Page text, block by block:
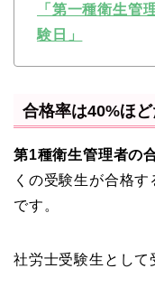
「第一種衛生管
験日」
合格率は40%ほ
第1種衛生管理者の
くの受験生が合格
です。
社労士受験生として